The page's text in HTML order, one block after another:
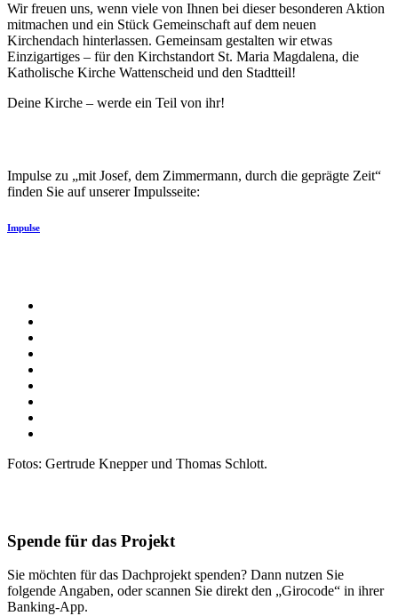
Wir freuen uns, wenn viele von Ihnen bei dieser besonderen Aktion
mitmachen und ein Stück Gemeinschaft auf dem neuen
Kirchendach hinterlassen. Gemeinsam gestalten wir etwas
Einzigartiges – für den Kirchstandort St. Maria Magdalena, die
Katholische Kirche Wattenscheid und den Stadtteil!
Deine Kirche – werde ein Teil von ihr!
Impulse zu „mit Josef, dem Zimmermann, durch die geprägte Zeit“
finden Sie auf unserer Impulsseite:
Impulse
Fotos: Gertrude Knepper und Thomas Schlott.
Spende für das Projekt
Sie möchten für das Dachprojekt spenden? Dann nutzen Sie
folgende Angaben, oder scannen Sie direkt den „Girocode“ in ihrer
Banking-App.